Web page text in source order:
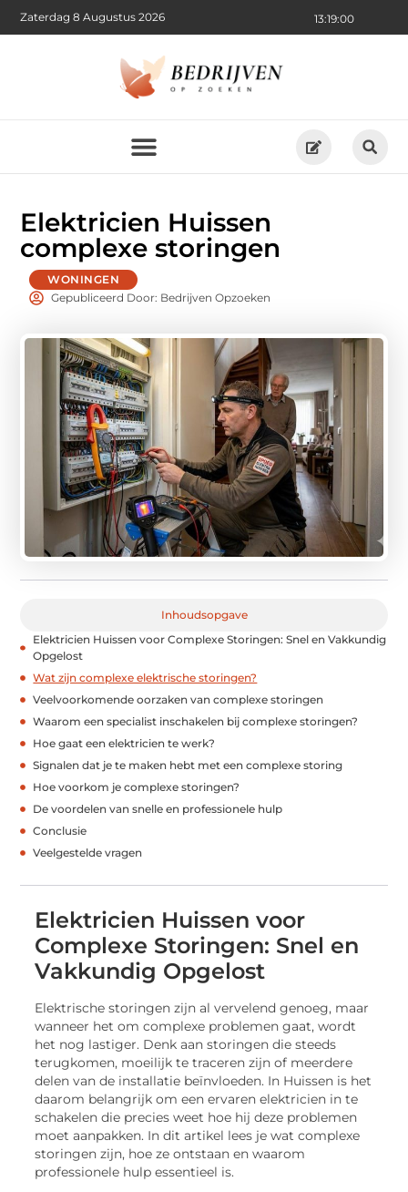
13:19:01
Zaterdag 8 Augustus 2026
Elektricien Huissen
complexe storingen
WONINGEN
Gepubliceerd Door: Bedrijven Opzoeken
Inhoudsopgave
Elektricien Huissen voor Complexe Storingen: Snel en Vakkundig
Opgelost
Wat zijn complexe elektrische storingen?
Veelvoorkomende oorzaken van complexe storingen
Waarom een specialist inschakelen bij complexe storingen?
Hoe gaat een elektricien te werk?
Signalen dat je te maken hebt met een complexe storing
Hoe voorkom je complexe storingen?
De voordelen van snelle en professionele hulp
Conclusie
Veelgestelde vragen
Elektricien Huissen voor
Complexe Storingen: Snel en
Vakkundig Opgelost
Elektrische storingen zijn al vervelend genoeg, maar
wanneer het om complexe problemen gaat, wordt
het nog lastiger. Denk aan storingen die steeds
terugkomen, moeilijk te traceren zijn of meerdere
delen van de installatie beïnvloeden. In Huissen is het
daarom belangrijk om een ervaren elektricien in te
schakelen die precies weet hoe hij deze problemen
moet aanpakken. In dit artikel lees je wat complexe
storingen zijn, hoe ze ontstaan en waarom
professionele hulp essentieel is.